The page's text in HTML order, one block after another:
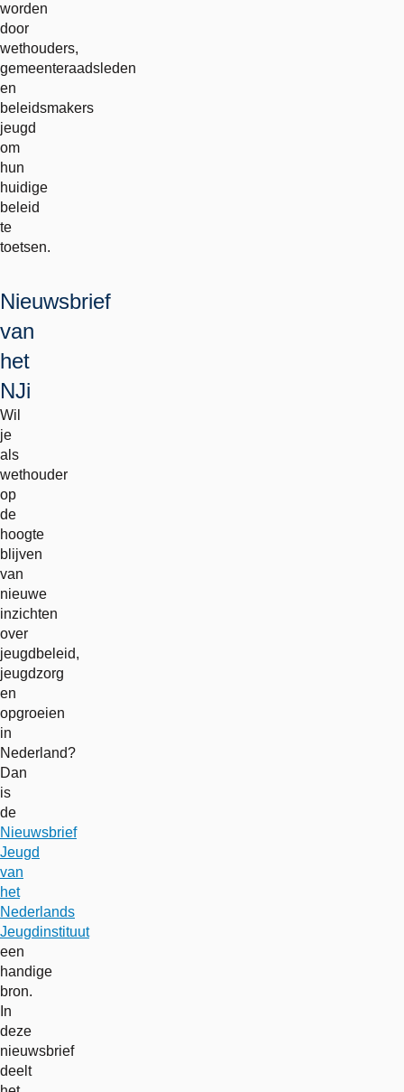
worden
door
wethouders,
gemeenteraadsleden
en
beleidsmakers
jeugd
om
hun
huidige
beleid
te
toetsen.
Nieuwsbrief
van
het
NJi
Wil
je
als
wethouder
op
de
hoogte
blijven
van
nieuwe
inzichten
over
jeugdbeleid,
jeugdzorg
en
opgroeien
in
Nederland?
Dan
is
de
Nieuwsbrief
Jeugd
van
het
Nederlands
Jeugdinstituut
een
handige
bron.
In
deze
nieuwsbrief
deelt